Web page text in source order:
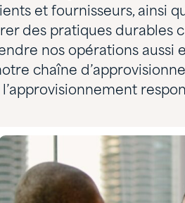
et fournisseurs, ainsi
des pratiques durables
nos opérations aussi
chaîne